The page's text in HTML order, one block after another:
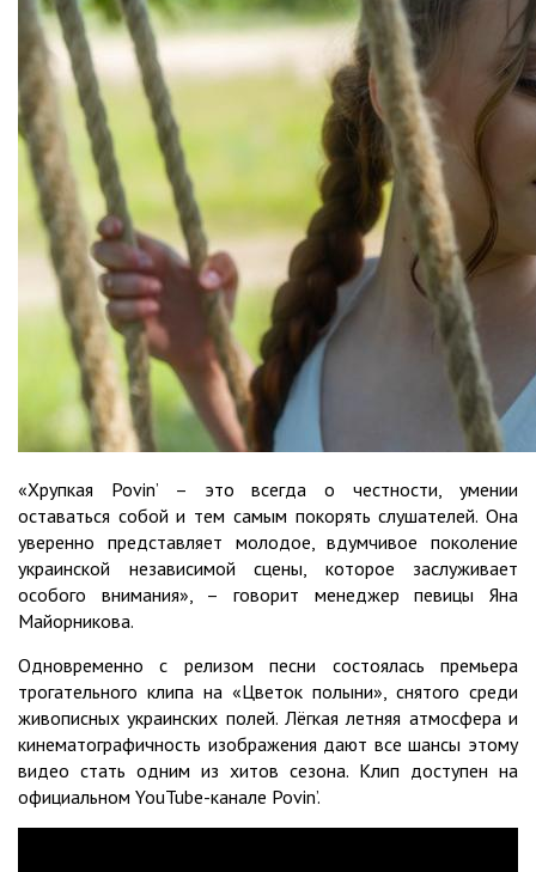
«Хрупкая Povin’ – это всегда о честности, умении
оставаться собой и тем самым покорять слушателей. Она
уверенно представляет молодое, вдумчивое поколение
украинской независимой сцены, которое заслуживает
особого внимания», – говорит менеджер певицы Яна
Майорникова.
Одновременно с релизом песни состоялась премьера
трогательного клипа на «Цветок полыни», снятого среди
живописных украинских полей. Лёгкая летняя атмосфера и
кинематографичность изображения дают все шансы этому
видео стать одним из хитов сезона. Клип доступен на
официальном YouTube-канале Povin’.